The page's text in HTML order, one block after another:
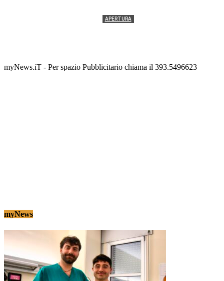
APERTURA
myNews.iT - Per spazio Pubblicitario chiama il 393.5496623
myNews